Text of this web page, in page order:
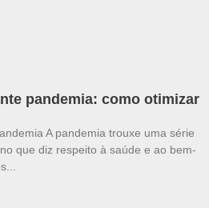
pandemia: como otimizar
A pandemia trouxe uma série
que diz respeito à saúde e ao bem-